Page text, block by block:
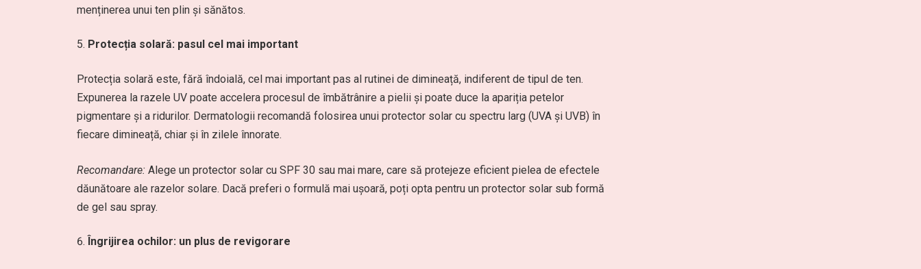
menținerea unui ten plin și sănătos.
Protecția solară: pasul cel mai important
Protecția solară este, fără îndoială, cel mai important pas al rutinei de dimineață, indiferent de tipul de ten.
Expunerea la razele UV poate accelera procesul de îmbătrânire a pielii și poate duce la apariția petelor
pigmentare și a ridurilor. Dermatologii recomandă folosirea unui protector solar cu spectru larg (UVA și UVB) în
fiecare dimineață, chiar și în zilele înnorate.
Recomandare: Alege un protector solar cu SPF 30 sau mai mare, care să protejeze eficient pielea de efectele
dăunătoare ale razelor solare. Dacă preferi o formulă mai ușoară, poți opta pentru un protector solar sub formă
de gel sau spray.
Îngrijirea ochilor: un plus de revigorare